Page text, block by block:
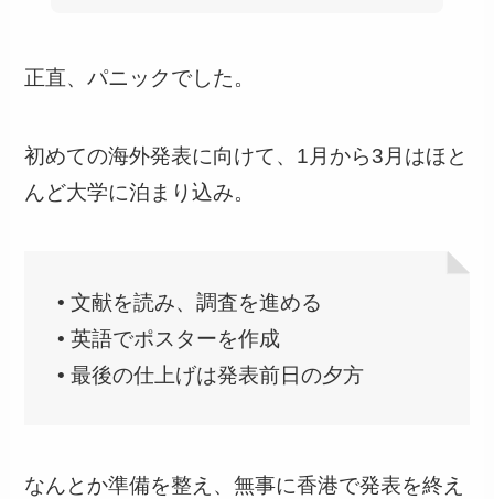
正直、パニックでした。
初めての海外発表に向けて、1月から3月はほと
んど大学に泊まり込み。
• 文献を読み、調査を進める
• 英語でポスターを作成
• 最後の仕上げは発表前日の夕方
なんとか準備を整え、無事に香港で発表を終え